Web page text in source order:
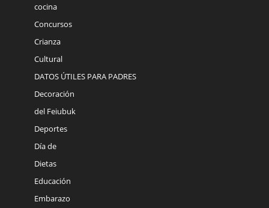
cocina
Concursos
Crianza
Cultural
DATOS ÚTILES PARA PADRES
Decoración
del Feiubuk
Deportes
Día de
Dietas
Educación
Embarazo